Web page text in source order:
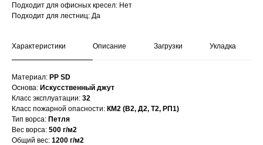
Подходит для офисных кресел: Нет
Подходит для лестниц: Да
Характеристики Описание Загрузки Укладка
Материал: PP SD
Основа: Искусственный джут
Класс эксплуатации: 32
Класс пожарной опасности: КМ2 (В2, Д2, Т2, РП1)
Тип ворса: Петля
Вес ворса: 500 г/м2
Общий вес: 1200 г/м2